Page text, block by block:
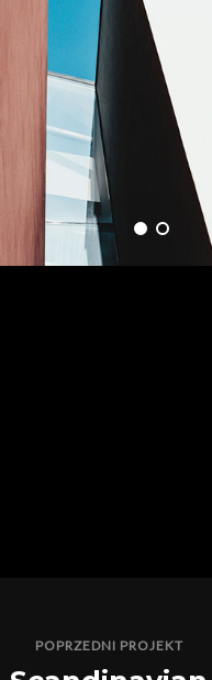
POPRZEDNI PROJEKT